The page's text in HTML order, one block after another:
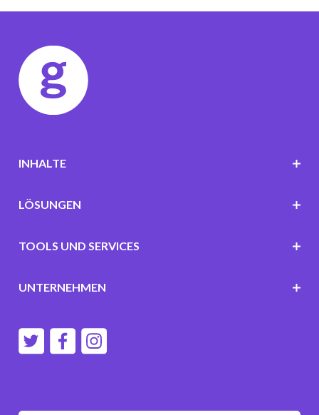
INHALTE
LÖSUNGEN
TOOLS UND SERVICES
UNTERNEHMEN